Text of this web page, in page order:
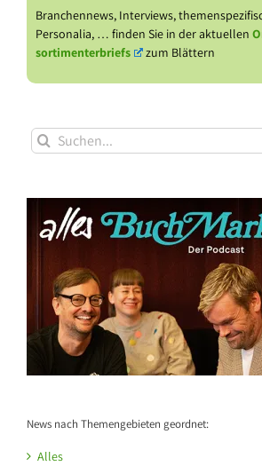
Branchennews, Interviews,
Personalia, … finden Sie in der aktuellen
sortimenterbriefs
zum Blättern
Suche
nach:
News nach Themengebieten geordnet:
Alles